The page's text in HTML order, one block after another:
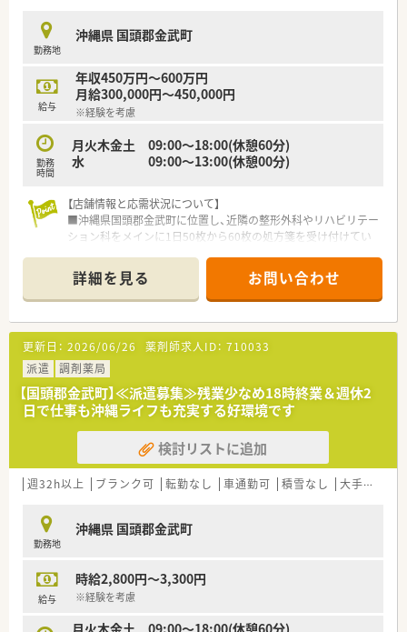
■大手のチェーン薬局とは異なる独自のアットホームな雰囲気
があり、一人ひとりの意見が反映されやすい環境です。
■グループ店舗を巡回するラウンダー業務は変化に富んでおり、
毎日新鮮な気持ちで業務に取り組めるのが魅力です。
■調剤薬局での経験を活かして入社した場合、初年度から年収
650万円という高待遇でのスタートが見込まれます。
勤務地
沖縄県 国頭郡金武町
給与
年収450万円～600万円
月給300,000円～450,000円
※経験を考慮
勤務
時間
月火木金土 09:00～18:00(休憩60分)
水 09:00～13:00(休憩00分)
【店舗情報と応需状況について】
■沖縄県国頭郡金武町に位置し、近隣の整形外科やリハビリテー
ション科をメインに1日50枚から60枚の処方箋を受け付けてい
■地域の患者様との距離が近く、一人ひとりに寄り添った丁寧な
服薬指導を行うことができる、地域密着型の落ち着いた調剤薬局
です。
■現在は薬剤師1名体制で運営しており、欠員補充のための募集
ですので、今までのご経験を活かして即戦力として活躍いただけ
ます。
【募集背景と求める人物像について】
■今回は欠員による補充募集となっており、地域医療を支える一
員として責任感を持って業務に取り組んでいただける方を求め
ています。
■患者様とのコミュニケーションを大切にし、お薬の相談だけで
なく健康全般のアドバイスも積極的に行える薬剤師さんを歓迎
します。
ください。
■特定の科目に特化した応需スタイルが特徴であり、整形外科分
野における深い知識と経験を積むことができる魅力的な環境で
詳細を見る お問い合わせ
更新日： 2026/06/26 薬剤師求人ID： 710033
派遣
調剤薬局
【国頭郡金武町】≪派遣募集≫残業少なめ18時終業＆週休2
日で仕事も沖縄ライフも充実する好環境です
検討リストに追加
週32h以上 ブランク可 転勤なし 車通勤可 積雪なし 大手チェーン以外
勤務地
沖縄県 国頭郡金武町
給与
時給2,800円～3,300円
※経験を考慮